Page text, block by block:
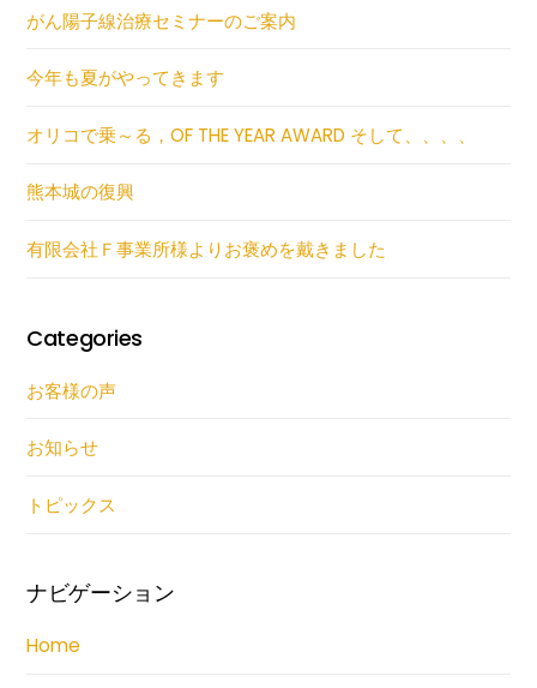
がん陽子線治療セミナーのご案内
今年も夏がやってきます
オリコで乗～る，OF THE YEAR AWARD そして、、、、
熊本城の復興
有限会社Ｆ事業所様よりお褒めを戴きました
Categories
お客様の声
お知らせ
トピックス
ナビゲーション
Home